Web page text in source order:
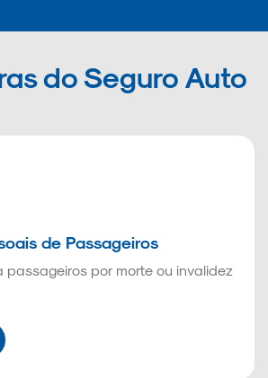
do Seguro Auto
de Passageiros
por morte ou invalidez